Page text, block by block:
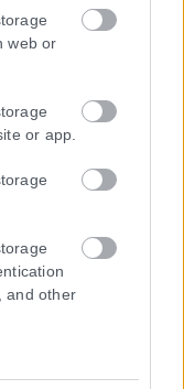
web or
or app.
and other